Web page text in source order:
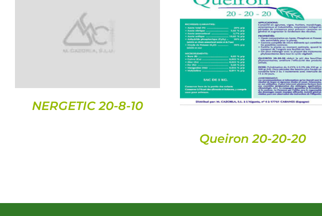
DETALLES
NERGETIC 20-8-10
DETALLES
Queiron 20-20-20